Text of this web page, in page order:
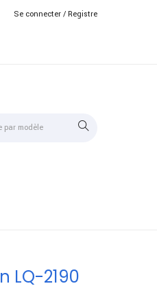
Se connecter / Registre
LQ-2190